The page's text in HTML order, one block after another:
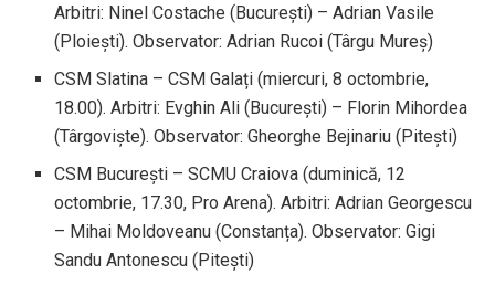
Arbitri: Ninel Costache (București) – Adrian Vasile
(Ploiești). Observator: Adrian Rucoi (Târgu Mureș)
CSM Slatina – CSM Galați (miercuri, 8 octombrie,
18.00). Arbitri: Evghin Ali (București) – Florin Mihordea
(Târgoviște). Observator: Gheorghe Bejinariu (Pitești)
CSM București – SCMU Craiova (duminică, 12
octombrie, 17.30, Pro Arena). Arbitri: Adrian Georgescu
– Mihai Moldoveanu (Constanța). Observator: Gigi
Sandu Antonescu (Pitești)